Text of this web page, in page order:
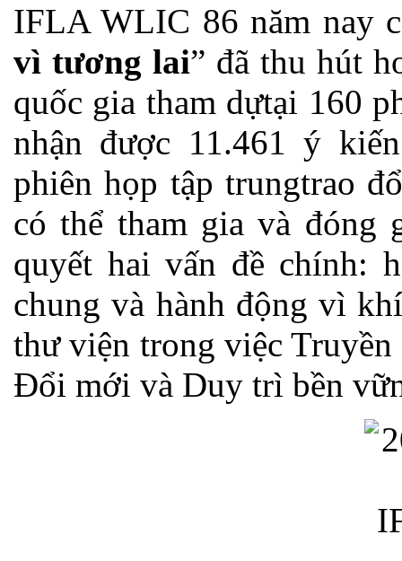
IFLA WLIC 86 năm nay
vì tương lai” đã thu hút
quốc gia tham dựtại 160
nhận được 11.461 ý
phiên họp tập trungtrao
có thể tham gia và đóng
quyết hai vấn đề chính:
chung và hành động vì
thư viện trong việc
Đổi mới và Duy trì bền